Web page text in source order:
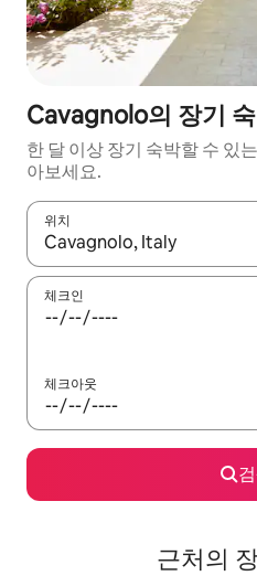
Cavagnolo의 장기
한 달 이상 장기 숙박할 수 있
아보세요.
위치
결과가 나오면 위·아래 화살표
체크인
체크아웃
근처의